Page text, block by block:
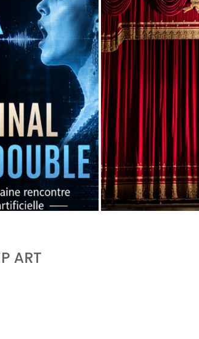
SON DOUBLE
PORTRAIT
by
ART